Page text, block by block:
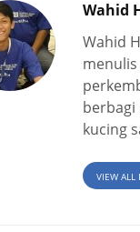
Wahid
Wahid
berbagi
kucing
VIEW ALL